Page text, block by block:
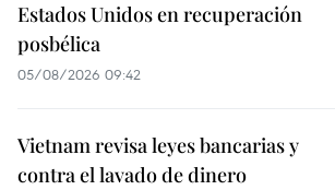
Estados Unidos en recuperación
posbélica
05/08/2026 09:42
Vietnam revisa leyes bancarias y
contra el lavado de dinero